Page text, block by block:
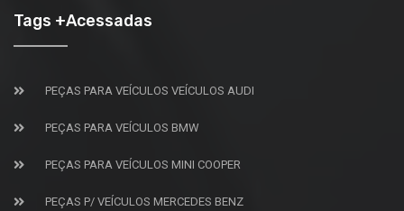
Tags +Acessadas
PEÇAS PARA VEÍCULOS VEÍCULOS AUDI
PEÇAS PARA VEÍCULOS BMW
PEÇAS PARA VEÍCULOS MINI COOPER
PEÇAS P/ VEÍCULOS MERCEDES BENZ